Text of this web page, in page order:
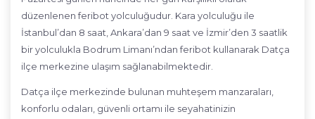
düzenlenen feribot yolculuğudur. Kara yolculuğu ile
İstanbul’dan 8 saat, Ankara’dan 9 saat ve İzmir’den 3 saatlik
bir yolculukla Bodrum Limanı’ndan feribot kullanarak Datça
ilçe merkezine ulaşım sağlanabilmektedir.
Datça ilçe merkezinde bulunan muhteşem manzaraları,
konforlu odaları, güvenli ortamı ile seyahatinizin